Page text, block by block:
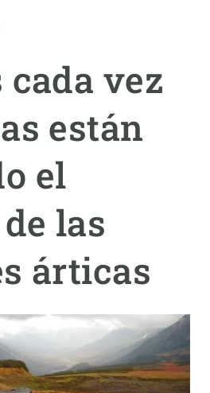
vez
están
el
las
árticas